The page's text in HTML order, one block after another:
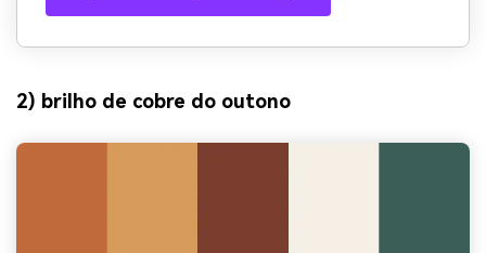
2) brilho de cobre do outono